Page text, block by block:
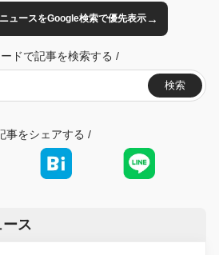
ュースをGoogle検索で優先表示→
ドで記事を検索する /
検索
事をシェアする /
ス